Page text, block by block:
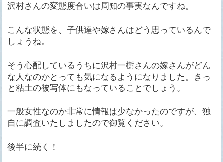
沢村さんの変態度合いは周知の事実なんですね。
こんな状態を、子供達や嫁さんはどう思っているんで
しょうね。
そう心配しているうちに沢村一樹さんの嫁さんがどん
な人なのかとっても気になるようになりました。きっ
と粘土の被写体にもなっていることでしょう。
一般女性なのか非常に情報は少なかったのですが、独
自に調査いたしましたので御覧ください。
後半に続く！